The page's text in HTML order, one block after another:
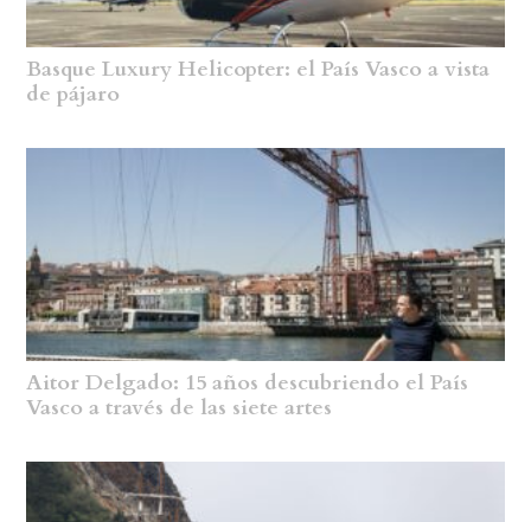
Basque Luxury Helicopter: el País Vasco a vista
de pájaro
Aitor Delgado: 15 años descubriendo el País
Vasco a través de las siete artes